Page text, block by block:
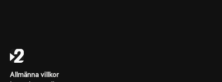
Allmänna villkor